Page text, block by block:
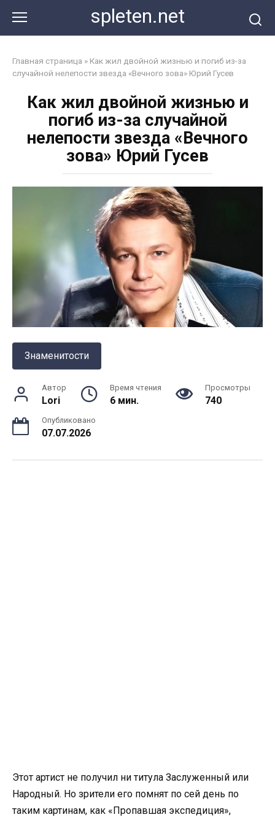
контенту
spleten.net
Главная страница » Как жил двойной жизнью и погиб из-за
случайной нелепости звезда «Вечного зова» Юрий Гусев
Как жил двойной жизнью и
погиб из-за случайной
нелепости звезда «Вечного
зова» Юрий Гусев
Знаменитости
Автор
Lori
Время чтения
6 мин.
Просмотры
740
Опубликовано
07.07.2026
Этот артист не получил ни титула Заслуженный или
Народный. Но зрители его помнят по сей день по
таким картинам, как «Пропавшая экспедиция»,